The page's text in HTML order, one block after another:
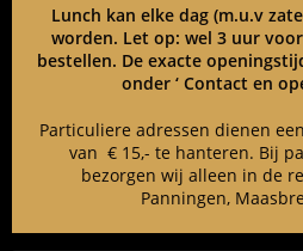
Lunch kan elke dag (m.u.v
worden. Let op: wel 3 uur
bestellen. De exacte
onder ‘ Contact en
Particuliere adressen dienen
van € 15,- te hanteren. Bij
bezorgen wij alleen in de
Panningen,